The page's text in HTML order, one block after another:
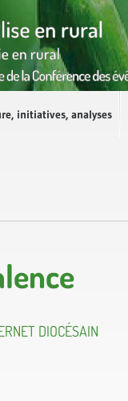
initiatives, analyses
DIOCÉSAIN